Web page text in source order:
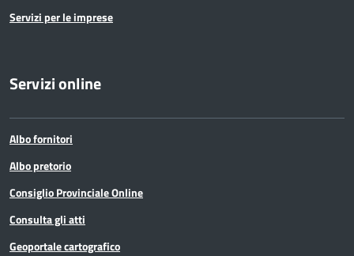
Servizi per le imprese
Servizi online
Albo fornitori
Albo pretorio
Consiglio Provinciale Online
Consulta gli atti
Geoportale cartografico